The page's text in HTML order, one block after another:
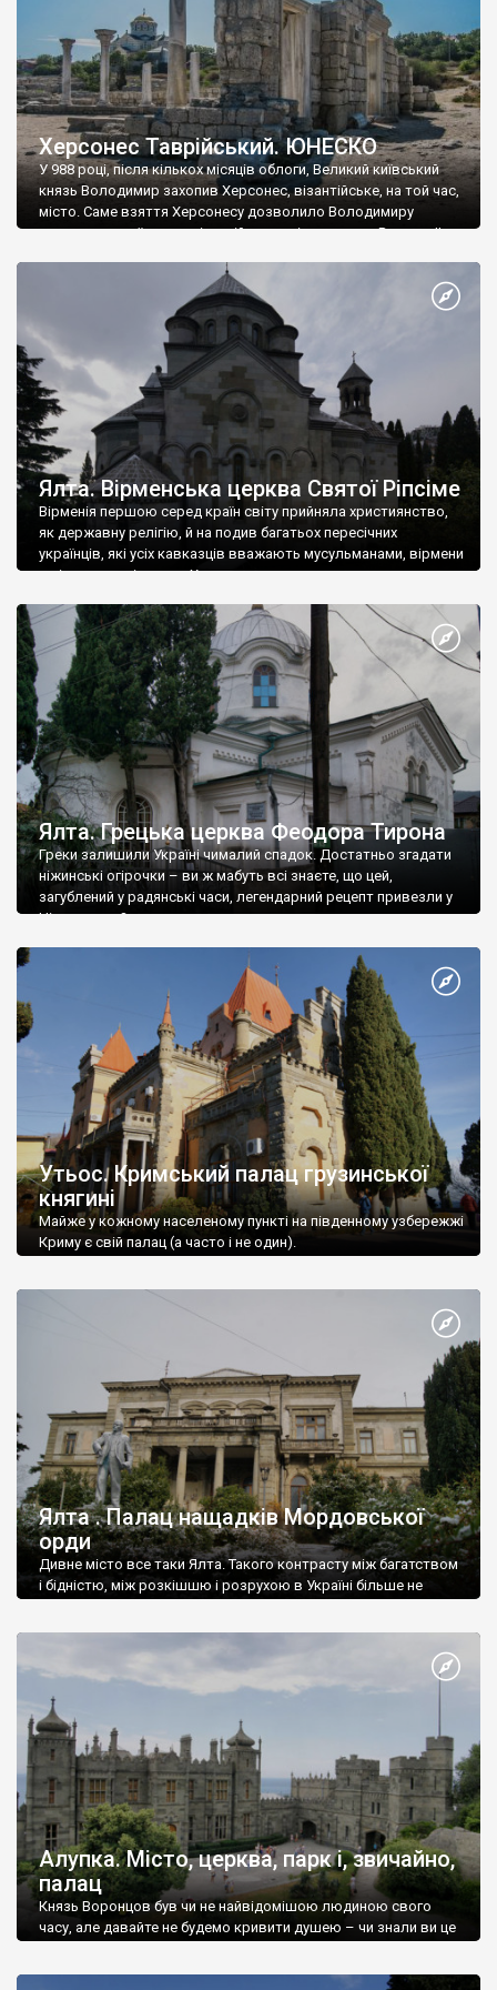
Херсонес Таврійський. ЮНЕСКО
У 988 році, після кількох місяців облоги, Великий київський
князь Володимир захопив Херсонес, візантійське, на той час,
місто. Саме взяття Херсонесу дозволило Володимиру
диктувати свої умови візантійському імператору Василю ІІ, та
Херсонесі Володимир-язичник, став Василем-християнином.
А потім було Хрещення Русі. На честь Херсонесу Таврійського
Ялта. Вірменська церква Святої Ріпсіме
Вірменія першою серед країн світу прийняла християнство,
як державну релігію, й на подив багатьох пересічних
українців, які усіх кавказців вважають мусульманами, вірмени
є відданими вірянами Христа
Ялта. Грецька церква Феодора Тирона
Греки залишили Україні чималий спадок. Достатньо згадати
ніжинські огірочки – ви ж мабуть всі знаєте, що цей,
загублений у радянські часи, легендарний рецепт привезли у
Ніжин греки?
Утьос. Кримський палац грузинської
княгині
Майже у кожному населеному пункті на південному узбережжі
Криму є свій палац (а часто і не один).
Ялта . Палац нащадків Мордовської
орди
Дивне місто все таки Ялта. Такого контрасту між багатством
і бідністю, між розкішшю і розрухою в Україні більше не
Алупка. Місто, церква, парк і, звичайно,
палац
Князь Воронцов був чи не найвідомішою людиною свого
часу, але давайте не будемо кривити душею – чи знали ви це